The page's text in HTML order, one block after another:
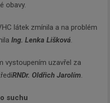
obavy.
látek zmínila a na problém
Ing. Lenka Lišková.
vystoupením uzavřel za
RNDr. Oldřich Jarolím.
suchu